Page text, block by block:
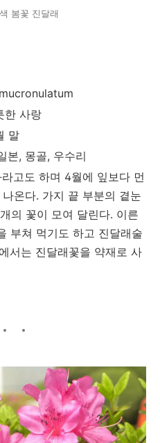
봄꽃 진달래
한 사랑
말
본, 몽골, 우수리
고도 하며 4월에 잎보다 먼
온다. 가지 끝 부분의 곁눈
의 꽃이 모여 달린다. 이른
부쳐 먹기도 하고 진달래술
서는 진달래꽃을 약재로 사